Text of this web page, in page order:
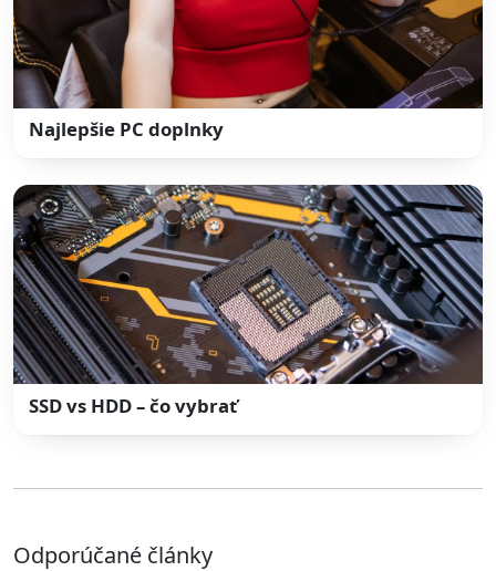
Najlepšie PC doplnky
SSD vs HDD – čo vybrať
Odporúčané články